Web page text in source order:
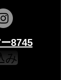
8745
み